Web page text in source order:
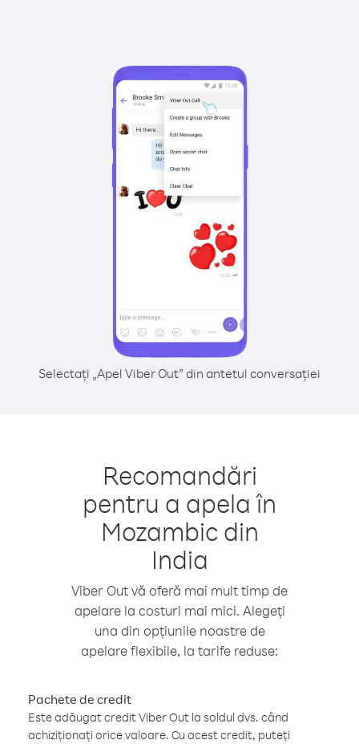
Selectați „Apel Viber Out” din antetul conversației
Recomandări
pentru a apela în
Mozambic din
India
Viber Out vă oferă mai mult timp de
apelare la costuri mai mici. Alegeți
una din opțiunile noastre de
apelare flexibile, la tarife reduse:
Pachete de credit
Este adăugat credit Viber Out la soldul dvs. când
achiziționați orice valoare. Cu acest credit, puteți